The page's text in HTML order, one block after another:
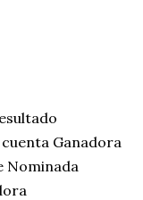
Ganadora
Nominada